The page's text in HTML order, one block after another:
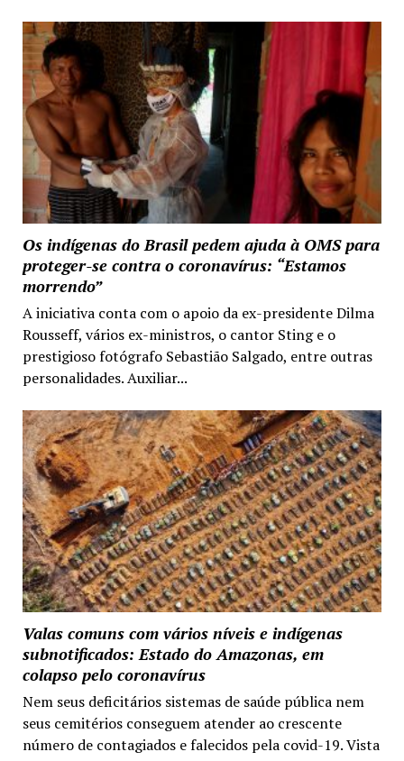
Os indígenas do Brasil pedem ajuda à OMS para
proteger-se contra o coronavírus: “Estamos
morrendo”
A iniciativa conta com o apoio da ex-presidente Dilma
Rousseff, vários ex-ministros, o cantor Sting e o
prestigioso fotógrafo Sebastião Salgado, entre outras
personalidades. Auxiliar...
Valas comuns com vários níveis e indígenas
subnotificados: Estado do Amazonas, em
colapso pelo coronavírus
Nem seus deficitários sistemas de saúde pública nem
seus cemitérios conseguem atender ao crescente
número de contagiados e falecidos pela covid-19. Vista